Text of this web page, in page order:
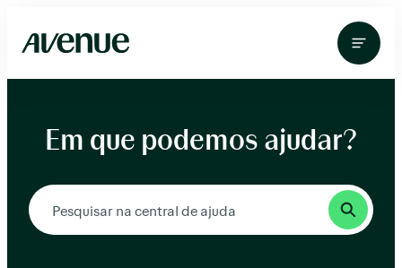
para
conteúdo
Em que podemos ajudar?